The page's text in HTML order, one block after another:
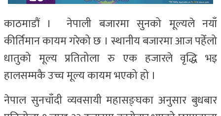
काठमाडौं । नेपाली बजारमा सुनको मूल्यले नयाँ
कीर्तिमान कायम गरेको छ । स्थानीय बजारमा आज पहेँलो
धातुको मूल्य प्रतितोला रु एक हजारले वृद्धि भइ
हालसम्मकै उच्च मूल्य कायम भएको हो ।
नेपाल सुनचाँदी व्यवसायी महासङ्घका अनुसार बुधबार